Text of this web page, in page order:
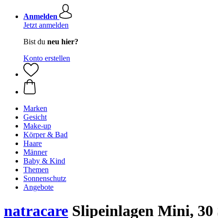
Anmelden
Jetzt anmelden
Bist du neu hier?
Konto erstellen
Marken
Gesicht
Make-up
Körper & Bad
Haare
Männer
Baby & Kind
Themen
Sonnenschutz
Angebote
natracare Slipeinlagen Mini, 30